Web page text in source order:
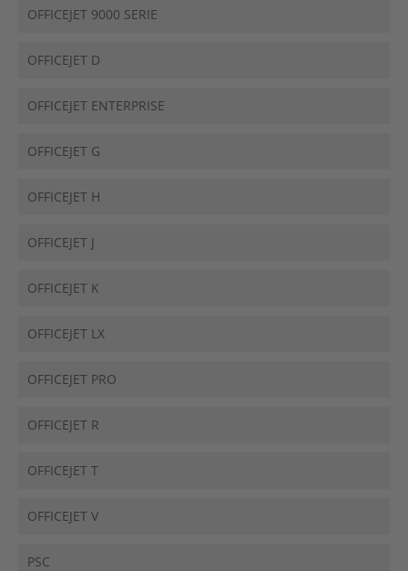
OFFICEJET 9000 SERIE
OFFICEJET D
OFFICEJET ENTERPRISE
OFFICEJET G
OFFICEJET H
OFFICEJET J
OFFICEJET K
OFFICEJET LX
OFFICEJET PRO
OFFICEJET R
OFFICEJET T
OFFICEJET V
PSC